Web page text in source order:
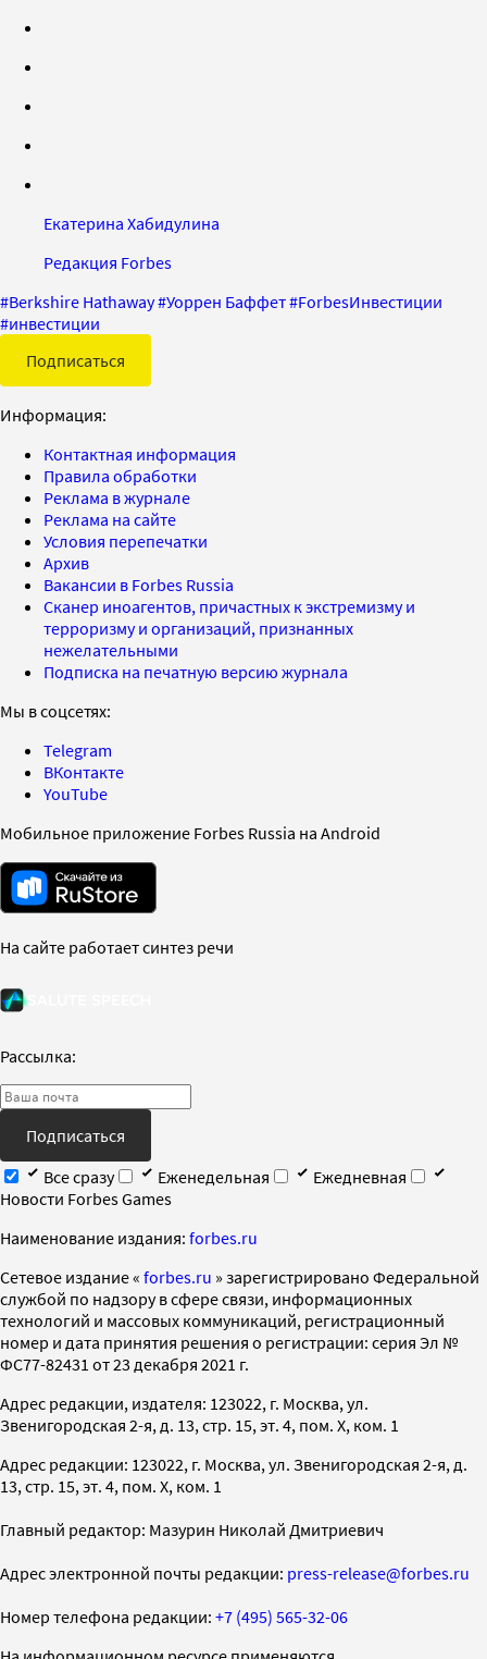
Екатерина Хабидулина
Редакция Forbes
#Berkshire Hathaway#Уоррен Баффет#ForbesИнвестиции
#инвестиции
Подписаться
Информация:
Контактная информация
Правила обработки
Реклама в журнале
Реклама на сайте
Условия перепечатки
Архив
Вакансии в Forbes Russia
Сканер иноагентов, причастных к экстремизму и
терроризму и организаций, признанных
нежелательными
Подписка на печатную версию журнала
Мы в соцсетях:
Telegram
ВКонтакте
YouTube
Мобильное приложение Forbes Russia на Android
На сайте работает синтез речи
Рассылка:
Подписаться
Все сразу
Еженедельная
Ежедневная
Новости Forbes Games
Наименование издания: forbes.ru
Cетевое издание « forbes.ru » зарегистрировано Федеральной
службой по надзору в сфере связи, информационных
технологий и массовых коммуникаций, регистрационный
номер и дата принятия решения о регистрации: серия Эл №
ФС77-82431 от 23 декабря 2021 г.
Адрес редакции, издателя: 123022, г. Москва, ул.
Звенигородская 2-я, д. 13, стр. 15, эт. 4, пом. X, ком. 1
Адрес редакции: 123022, г. Москва, ул. Звенигородская 2-я, д.
13, стр. 15, эт. 4, пом. X, ком. 1
Главный редактор: Мазурин Николай Дмитриевич
Адрес электронной почты редакции: press-release@forbes.ru
Номер телефона редакции: +7 (495) 565-32-06